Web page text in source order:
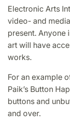
Electronic Arts
video- and
present. Anyone
art will have
works.
For an example
Paik’s Button
buttons and
and over.